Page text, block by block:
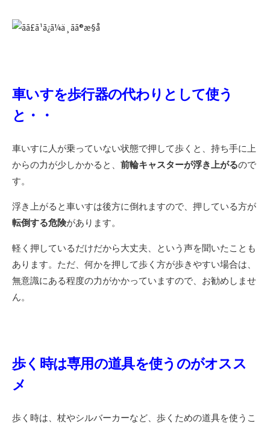
車いすを歩行器の代わりとして使う
と・・
車いすに人が乗っていない状態で押して歩くと、持ち手に上
からの力が少しかかると、 前輪キャスターが浮き上がるので
す。
浮き上がると車いすは後方に倒れますので、押している方が
転倒する危険があります。
軽く押しているだけだから大丈夫、という声を聞いたことも
あります。ただ、何かを押して歩く方が歩きやすい場合は、
無意識にある程度の力がかかっていますので、お勧めしませ
ん。
歩く時は専用の道具を使うのがオスス
メ
歩く時は、杖やシルバーカーなど、歩くための道具を使うこ